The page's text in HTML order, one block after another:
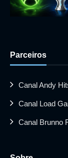
Parceiros
Canal Andy
Canal Load
Canal Brunno